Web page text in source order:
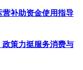
补助资金使用指导
策力挺服务消费与